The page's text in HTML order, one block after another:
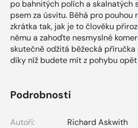
po bahnitých polích a skalnatých
psem za úsvitu. Běhá pro pouhou
zkrátka tak, jak je to člověku
němu a zahoďte nesmyslné
skutečně odžitá běžecká
díky níž budete mít z pohybu
Podrobnosti
Autoři:
Richard Askwith